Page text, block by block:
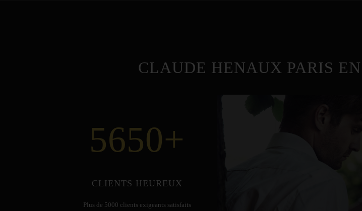
CLAUDE HENAUX PARIS
5650+
CLIENTS HEUREUX
Plus de 5000 clients exigeants satisfaits